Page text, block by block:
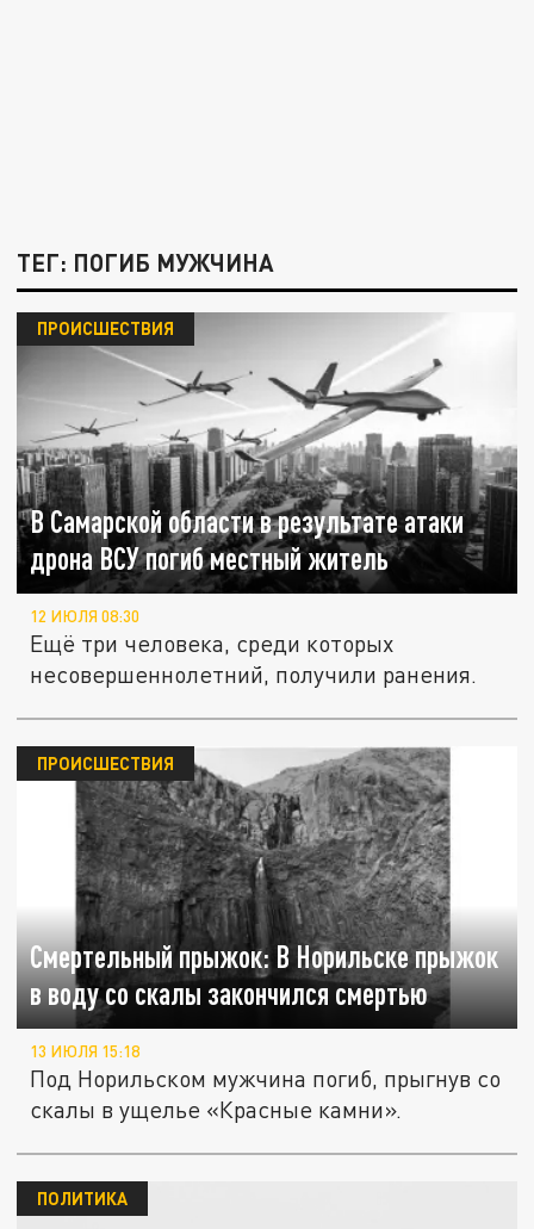
ТЕГ: ПОГИБ МУЖЧИНА
В Самарской области в результате атаки
дрона ВСУ погиб местный житель
ПРОИСШЕСТВИЯ
12 ИЮЛЯ 08:30
Ещё три человека, среди которых
несовершеннолетний, получили ранения.
Смертельный прыжок: В Норильске прыжок
в воду со скалы закончился смертью
ПРОИСШЕСТВИЯ
13 ИЮЛЯ 15:18
Под Норильском мужчина погиб, прыгнув со
скалы в ущелье «Красные камни».
ПОЛИТИКА